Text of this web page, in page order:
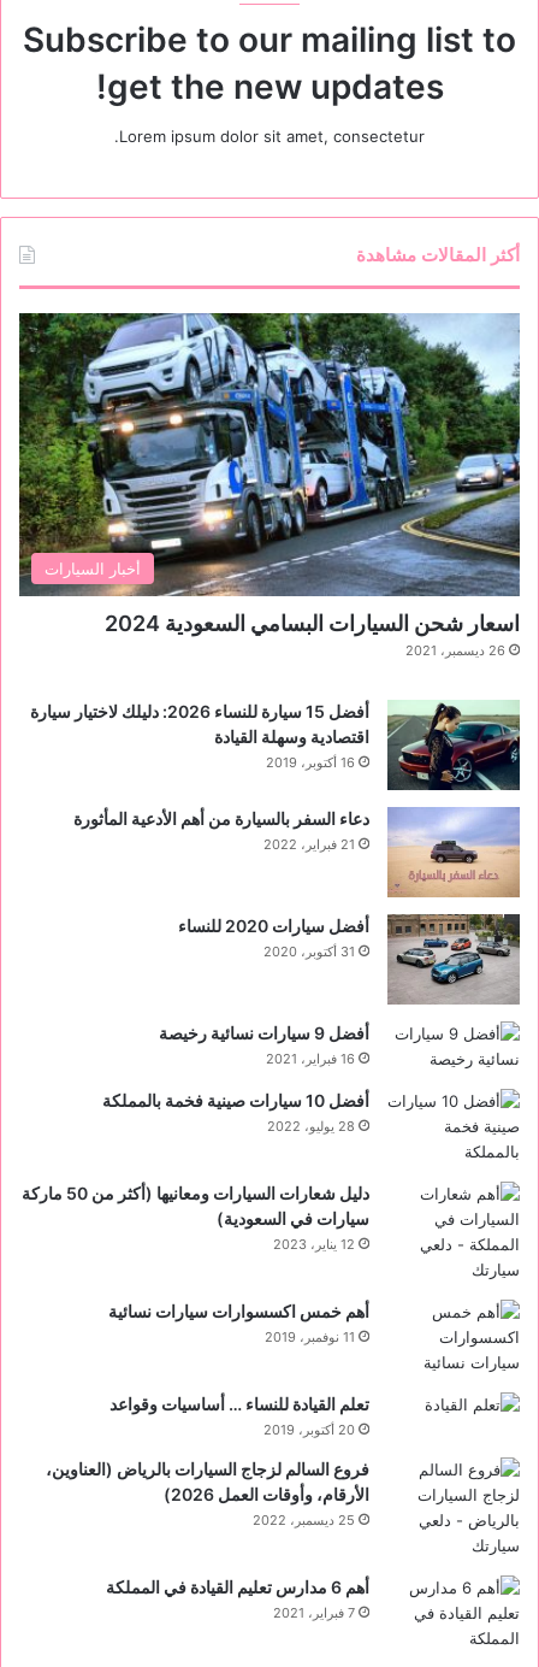
Subscribe to our mailing list to
get the new updates!
Lorem ipsum dolor sit amet, consectetur.
أكثر المقالات مشاهدة
أخبار السيارات
اسعار شحن السيارات البسامي السعودية 2024
26 ديسمبر، 2021
أفضل 15 سيارة للنساء 2026: دليلك لاختيار سيارة
اقتصادية وسهلة القيادة
16 أكتوبر، 2019
دعاء السفر بالسيارة من أهم الأدعية المأثورة
21 فبراير، 2022
أفضل سيارات 2020 للنساء
31 أكتوبر، 2020
‏أفضل 9 سيارات نسائية رخيصة
16 فبراير، 2021
أفضل 10 سيارات صينية فخمة بالمملكة
28 يوليو، 2022
دليل شعارات السيارات ومعانيها (أكثر من 50 ماركة
سيارات في السعودية)
12 يناير، 2023
أهم خمس اكسسوارات سيارات نسائية
11 نوفمبر، 2019
تعلم القيادة للنساء … أساسيات وقواعد
20 أكتوبر، 2019
فروع السالم لزجاج السيارات بالرياض (العناوين،
الأرقام، وأوقات العمل 2026)
25 ديسمبر، 2022
أهم 6 مدارس تعليم القيادة في المملكة
7 فبراير، 2021